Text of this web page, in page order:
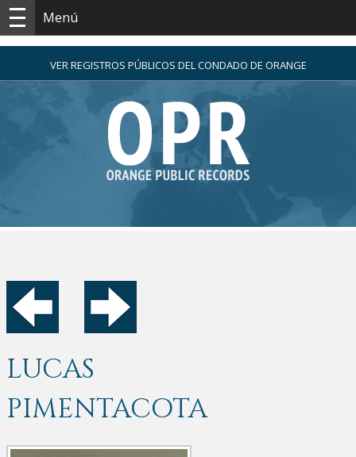
Menú
VER REGISTROS PÚBLICOS DEL CONDADO DE ORANGE
LUCAS
PIMENTACOTA